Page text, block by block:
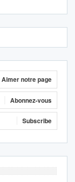
Aimer notre page
Abonnez-vous
Subscribe